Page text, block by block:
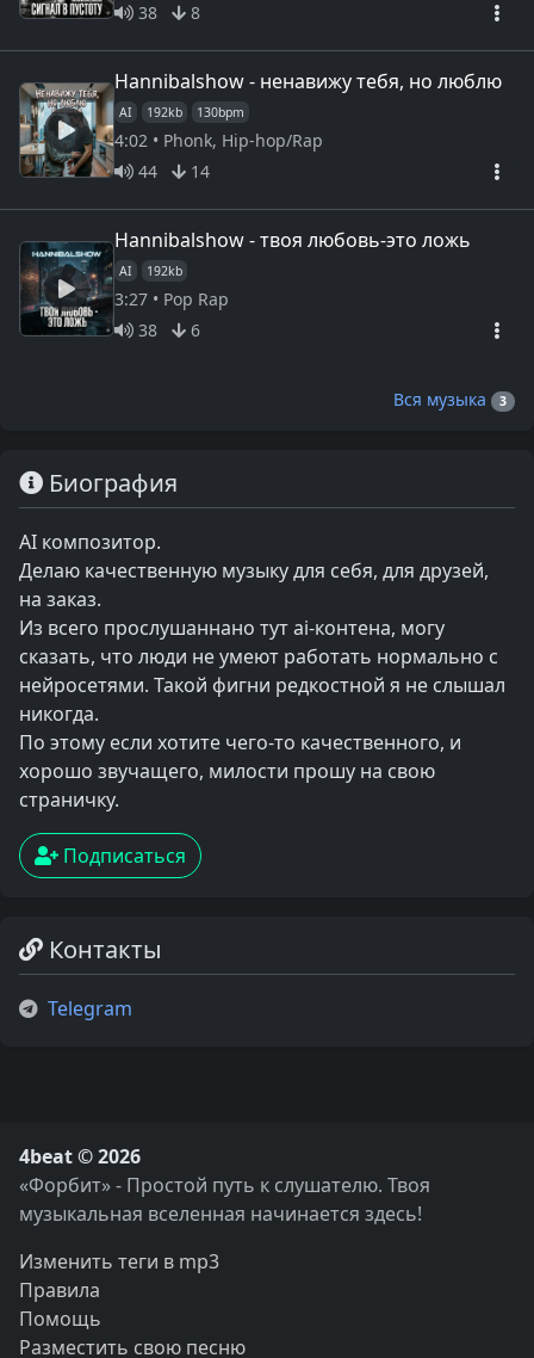
38
8
Hannibalshow - ненавижу тебя, но люблю
AI 192kb 130bpm
4:02 • Phonk, Hip-hop/Rap
44
14
Hannibalshow - твоя любовь-это ложь
AI 192kb
3:27 • Pop Rap
38
6
Вся музыка 3
Биография
AI композитор.
Делаю качественную музыку для себя, для друзей,
на заказ.
Из всего прослушаннано тут ai-контена, могу
сказать, что люди не умеют работать нормально с
нейросетями. Такой фигни редкостной я не слышал
никогда.
По этому если хотите чего-то качественного, и
хорошо звучащего, милости прошу на свою
страничку.
Подписаться
Контакты
Telegram
4beat © 2026
«Форбит» - Простой путь к слушателю. Твоя
музыкальная вселенная начинается здесь!
Изменить теги в mp3
Правила
Помощь
Разместить свою песню